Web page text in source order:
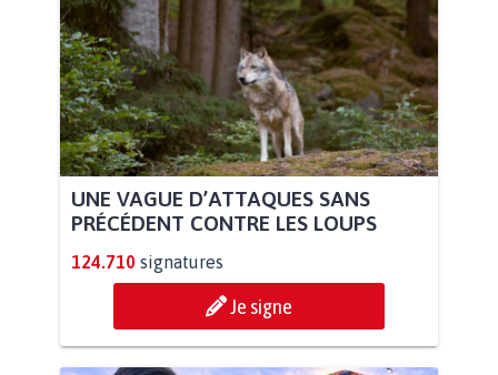
UNE VAGUE D’ATTAQUES SANS
PRÉCÉDENT CONTRE LES LOUPS
124.710 signatures
Je signe